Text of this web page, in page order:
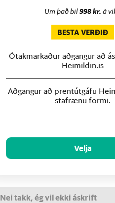
Um það bil998 kr. á
BESTA VERÐIÐ
Ótakmarkaður aðgangur að
Heimildin.is
Aðgangur að prentútgáfu
stafrænu formi.
Velja
Nei takk, ég vil ekki áskrift